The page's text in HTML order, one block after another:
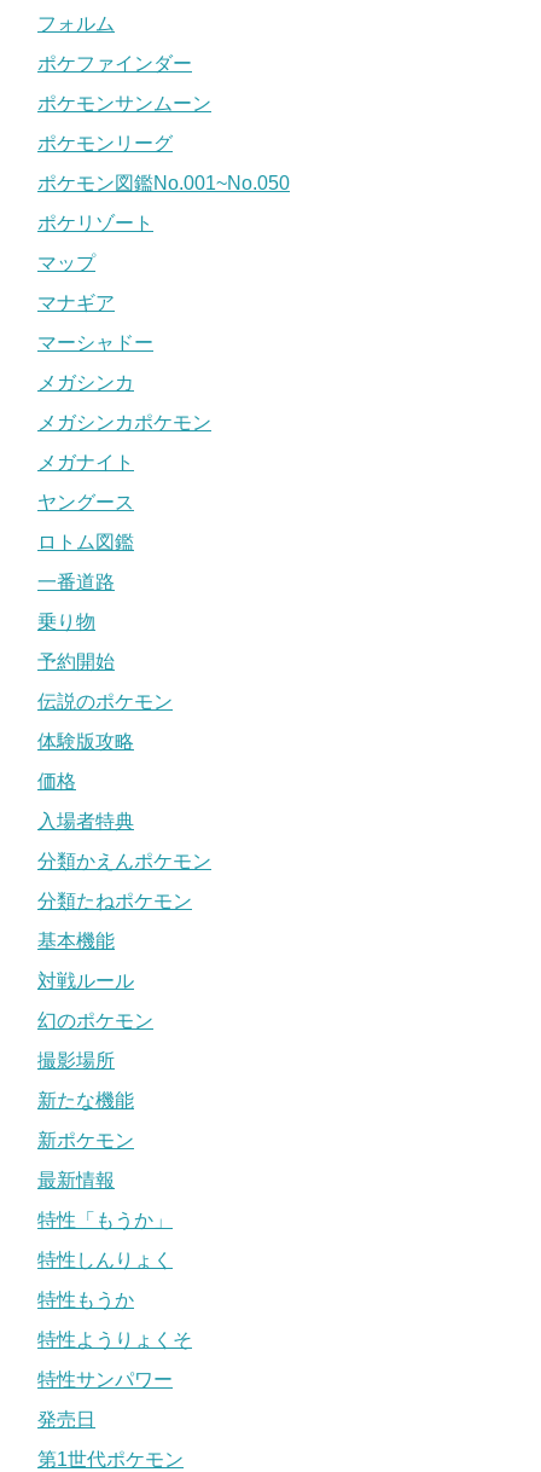
フォルム
ポケファインダー
ポケモンサンムーン
ポケモンリーグ
ポケモン図鑑No.001~No.050
ポケリゾート
マップ
マナギア
マーシャドー
メガシンカ
メガシンカポケモン
メガナイト
ヤングース
ロトム図鑑
一番道路
乗り物
予約開始
伝説のポケモン
体験版攻略
価格
入場者特典
分類かえんポケモン
分類たねポケモン
基本機能
対戦ルール
幻のポケモン
撮影場所
新たな機能
新ポケモン
最新情報
特性「もうか」
特性しんりょく
特性もうか
特性ようりょくそ
特性サンパワー
発売日
第1世代ポケモン